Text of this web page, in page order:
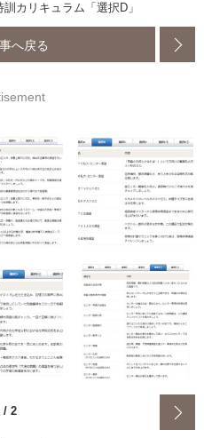
カリキュラム「選択D」
へ戻る
/ 2